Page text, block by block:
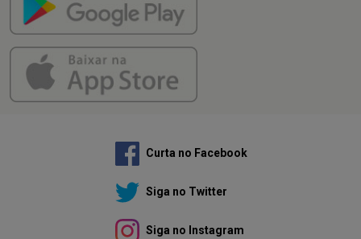
Curta no Facebook
Siga no Twitter
Siga no Instagram